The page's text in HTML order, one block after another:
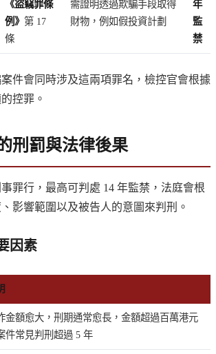
《盜竊罪條
例》 第 17
條
需證明透過欺騙手段取得
財物，例如假投資計劃
年
監
禁
件會同時涉及這兩項罪名，檢控官會根據
控罪。
刑罰與法律後果
罪行，最高可判處 14 年監禁，法庭會根
影響範圍以及被告人的意圖來判刑。
因素
金額愈大，刑期通常愈長，金額超過百萬港元
件常見判刑超過 5 年